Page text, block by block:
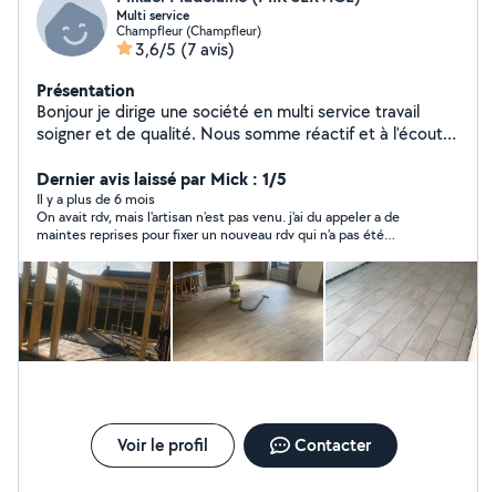
Multi service
Champfleur (Champfleur)
3,6/5 (7 avis)
Présentation
Bonjour je dirige une société en multi service travail
soigner et de qualité. Nous somme réactif et à l'écoute
feras tout le nécessaire pour que vous soyez satisfait de
notre prestation. Depuis la création de la société nous
avons rénover plusieurs appartements et rénover
plusieurs salle de bain et effectuer plusieurs terrasse
bois dont une de plus de 100 mètres carré sur pilotis.
Au plaisir de vous rencontrer et d'échanger avec vous
sur vos travaux. Cordialement Mik Services
Dernier avis laissé par Mick : 1/5
Il y a plus de 6 mois
On avait rdv, mais l'artisan n'est pas venu. j'ai du appeler a de
maintes reprises pour fixer un nouveau rdv qui n'a pas été
Voir le profil Contacter